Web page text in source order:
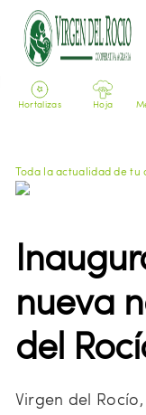
Hortalizas Hoja
Toda la actualidad de tu
nueva
del
Virgen del